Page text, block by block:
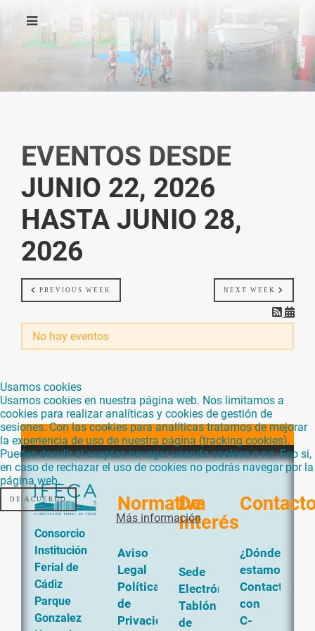
EVENTOS DESDE
JUNIO 22, 2026
HASTA JUNIO 28,
2026
PREVIOUS WEEK NEXT WEEK
No hay eventos
Consorcio
Institución
Ferial de
Cádiz
Parque
Gonzalez
Normativa
Aviso
Legal
Política
de
Privacidad
De
Interés
Sede
Electrónica
Tablón
de
¿Dónde
estamos?
Contacta
con
C-
Usamos cookies
Usamos cookies en nuestra página web. Nos limitamos a
cookies para realizar analíticas y cookies de gestión de
sesiones. Con las cookies para analíticas tratamos de mejorar
la experiencia de uso de nuestra página (tracking cookies).
Puedes decidir si aceptas navegar usando cookies o no. Eso si,
en caso de rechazar el uso de cookies no podrás navegar por la
página web.
DE ACUERDO
Más información